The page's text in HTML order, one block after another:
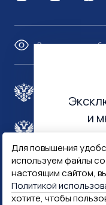
Для повышения
используем файлы
настоящим сайтом,
Политикой
хотите, чтобы
Версия для
Правительство
Госуслуги
и